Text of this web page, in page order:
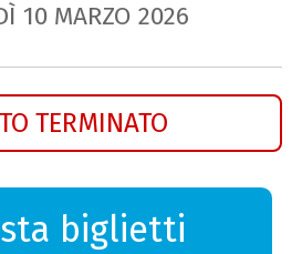
10 MARZO 2026
TERMINATO
biglietti